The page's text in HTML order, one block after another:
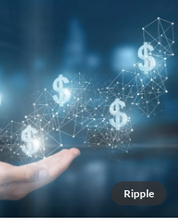
Ripple